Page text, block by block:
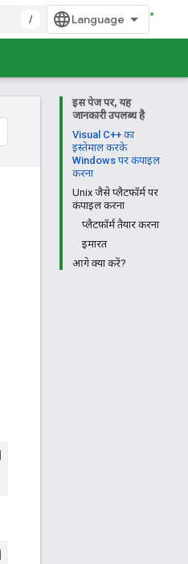
/
इस पेज पर, यह
जानकारी उपलब्ध है
Visual C++ का
इस्तेमाल करके
Windows पर कंपाइल
करना
Unix जैसे प्लैटफ़ॉर्म पर
कंपाइल करना
प्लैटफ़ॉर्म तैयार करना
इमारत
आगे क्या करें?